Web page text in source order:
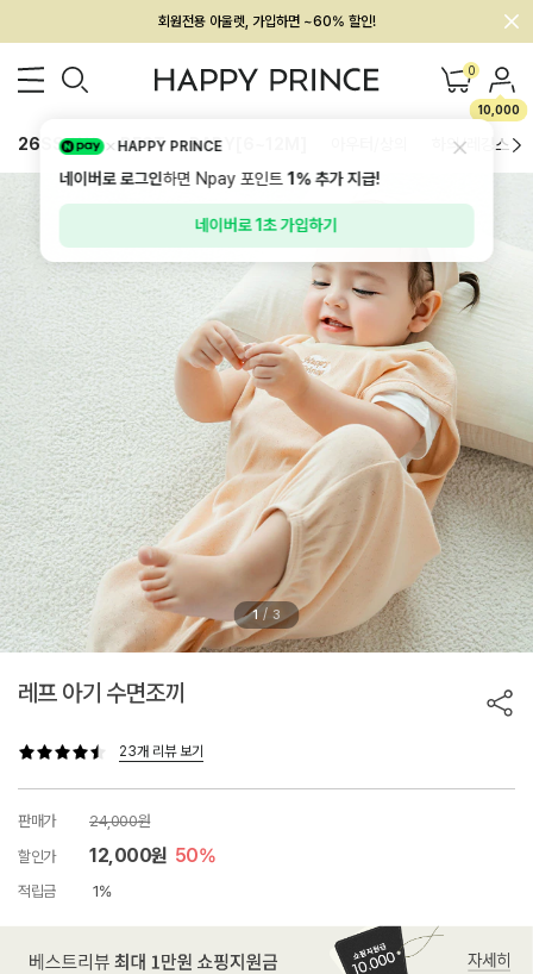
회원전용 아울렛, 가입하면 ~60% 할인!
멤버십 최대 28,000원 혜택 0
10,000
26SS 신상 BEST BABY[6~12M] 하의/레깅스
1 / 3
레프 아기 수면조끼
23개 리뷰 보기
판매가
24,000원
할인가
12,000원 50%
적립금 1%
HAPPY PRINCE
네이버로 로그인하면 Npay 포인트1%추가 지급!
네이버로 1초 가입하기